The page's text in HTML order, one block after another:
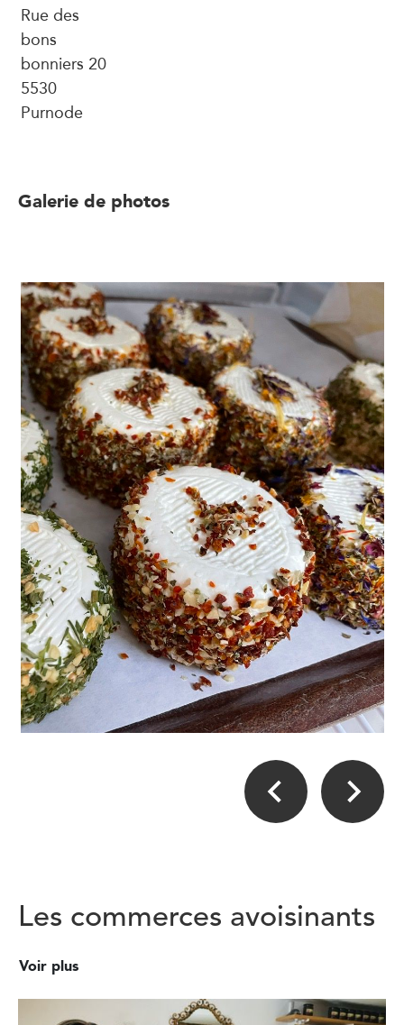
Rue des
bons
bonniers 20
5530
Purnode
Galerie de photos
Les commerces avoisinants
Voir plus